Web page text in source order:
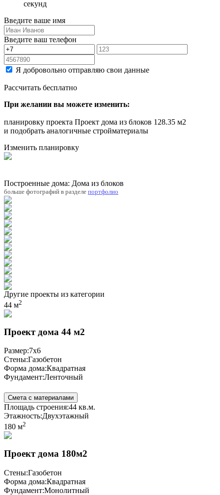
секунд
Введите ваше имя
Введите ваш телефон
Я добровольно отправляю свои данные
Рассчитать бесплатно
При желании вы можете изменить:
планировку проекта Проект дома из блоков 128.35 м2
и подобрать аналогичные стройматериалы
Изменить планировку
Построенные дома: Дома из блоков
больше фотографий в разделе портфолио
Другие проекты из категории
44 м2
Проект дома 44 м2
Размер:7x6
Стены:Газобетон
Форма дома:Квадратная
Фундамент:Ленточный
Смета с материалами
Площадь строения:44 кв.м.
Этажность:Двухэтажный
180 м2
Проект дома 180м2
Стены:Газобетон
Форма дома:Квадратная
Фундамент:Монолитный